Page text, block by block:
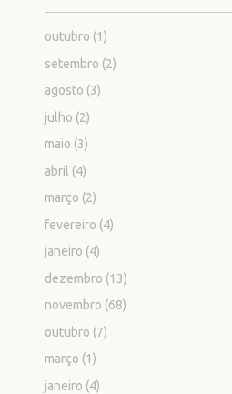
outubro (1)
setembro (2)
agosto (3)
julho (2)
maio (3)
abril (4)
março (2)
fevereiro (4)
janeiro (4)
dezembro (13)
novembro (68)
outubro (7)
março (1)
janeiro (4)